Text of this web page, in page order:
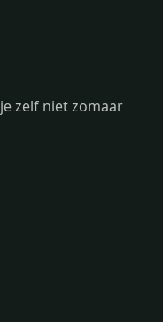
zelf niet zomaar